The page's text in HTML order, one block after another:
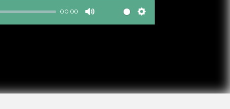
00:00
Mute Settings